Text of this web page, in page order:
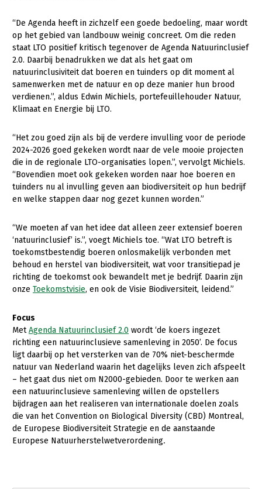
Kalverhouderij
Konijnenhouderij
Melkveehouderij
Paardenhouderij
Schapenhouderij
Varkenshouderij
Vleesveehouderij
Biologische Landbouw
Bollenteelt
Bomen, vaste planten en zomerbloemen
Fruitteelt
Paddenstoelen
Vollegrondsgroente
Multifunctioneel
Vrouw en Bedrijf
Onderwerpen
Nieuws
Nieuwsabonnement
Webinars
Over LTO
LTO Nederland
Mensen
Bestuur en Directie
Vakgroepbestuurders
Jaarverslag 2023
Pers
Contact
“De Agenda heeft in zichzelf een goede bedoeling, maar wordt
op het gebied van landbouw weinig concreet. Om die reden
staat LTO positief kritisch tegenover de Agenda Natuurinclusief
2.0. Daarbij benadrukken we dat als het gaat om
natuurinclusiviteit dat boeren en tuinders op dit moment al
samenwerken met de natuur en op deze manier hun brood
verdienen.”, aldus Edwin Michiels, portefeuillehouder Natuur,
Klimaat en Energie bij LTO.
“Het zou goed zijn als bij de verdere invulling voor de periode
2024-2026 goed gekeken wordt naar de vele mooie projecten
die in de regionale LTO-organisaties lopen.”, vervolgt Michiels.
“Bovendien moet ook gekeken worden naar hoe boeren en
tuinders nu al invulling geven aan biodiversiteit op hun bedrijf
en welke stappen daar nog gezet kunnen worden.”
“We moeten af van het idee dat alleen zeer extensief boeren
‘natuurinclusief’ is.”, voegt Michiels toe. “Wat LTO betreft is
toekomstbestendig boeren onlosmakelijk verbonden met
behoud en herstel van biodiversiteit, wat voor transitiepad je
richting de toekomst ook bewandelt met je bedrijf. Daarin zijn
onze Toekomstvisie, en ook de Visie Biodiversiteit, leidend.”
Focus
MetAgenda Natuurinclusief 2.0 wordt ‘de koers ingezet
richting een natuurinclusieve samenleving in 2050’. De focus
ligt daarbij op het versterken van de 70% niet-beschermde
natuur van Nederland waarin het dagelijks leven zich afspeelt
– het gaat dus niet om N2000-gebieden. Door te werken aan
een natuurinclusieve samenleving willen de opstellers
bijdragen aan het realiseren van internationale doelen zoals
die van het Convention on Biological Diversity (CBD) Montreal,
de Europese Biodiversiteit Strategie en de aanstaande
Europese Natuurherstelwetverordening.